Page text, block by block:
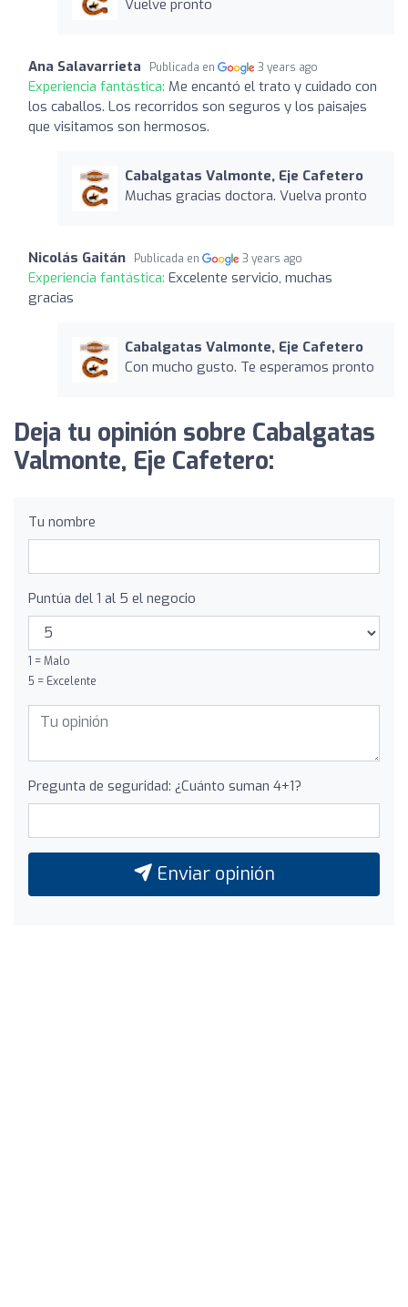
Vuelve pronto
Ana Salavarrieta Publicada en 3 years ago
Experiencia fantástica: Me encantó el trato y cuidado con
los caballos. Los recorridos son seguros y los paisajes
que visitamos son hermosos.
Cabalgatas Valmonte, Eje Cafetero
Muchas gracias doctora. Vuelva pronto
Nicolás Gaitán Publicada en 3 years ago
Experiencia fantástica: Excelente servicio, muchas
gracias
Cabalgatas Valmonte, Eje Cafetero
Con mucho gusto. Te esperamos pronto
Deja tu opinión sobre Cabalgatas
Valmonte, Eje Cafetero:
Tu nombre
Puntúa del 1 al 5 el negocio
1 = Malo
5 = Excelente
Pregunta de seguridad: ¿Cuánto suman 4+1?
Enviar opinión